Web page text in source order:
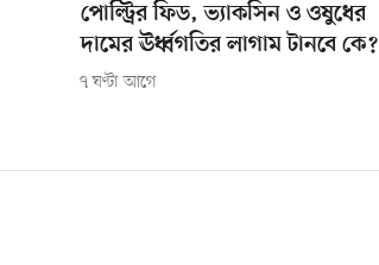
পোল্ট্রির ফিড, ভ্যাকসিন ও ওষুধের
দামের ঊর্ধ্বগতির লাগাম টানবে কে?
৭ ঘণ্টা আগে